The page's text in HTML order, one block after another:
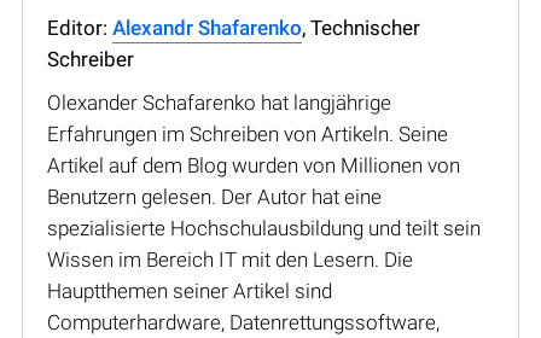
Editor: Alexandr Shafarenko, Technischer
Schreiber
Olexander Schafarenko hat langjährige
Erfahrungen im Schreiben von Artikeln. Seine
Artikel auf dem Blog wurden von Millionen von
Benutzern gelesen. Der Autor hat eine
spezialisierte Hochschulausbildung und teilt sein
Wissen im Bereich IT mit den Lesern. Die
Hauptthemen seiner Artikel sind
Computerhardware, Datenrettungssoftware,